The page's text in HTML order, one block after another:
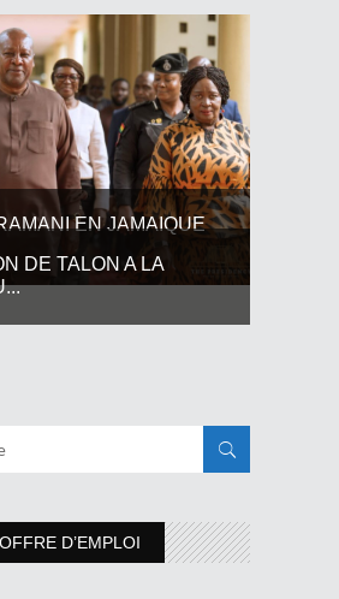
EN JAMAIQUE
DE TALON A LA
OFFRE D’EMPLOI